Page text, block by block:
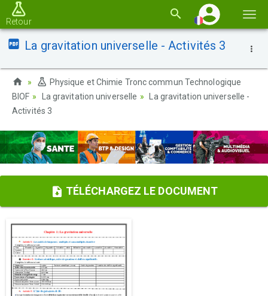
la
Retour
La gravitation universelle - Activités 3
Physique et Chimie Tronc commun Technologique
BIOF
La gravitation universelle
La gravitation universelle -
Activités 3
TÉLÉCHARGEZ LE DOCUMENT